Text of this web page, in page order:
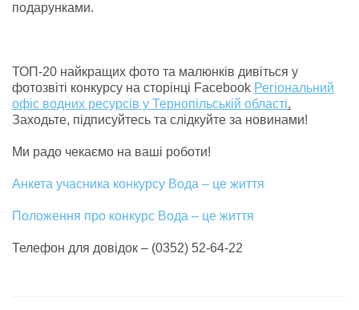
подарунками.
ТОП-20 найкращих фото та малюнків дивіться у
фотозвіті конкурсу на сторінці Facebook Регіональний
офіс водних ресурсів у Тернопільській області.
Заходьте, підписуйтесь та слідкуйте за новинами!
Ми радо чекаємо на ваші роботи!
Анкета учасника конкурсу Вода – це життя
Положення про конкурс Вода – це життя
Телефон для довідок – (0352) 52-64-22